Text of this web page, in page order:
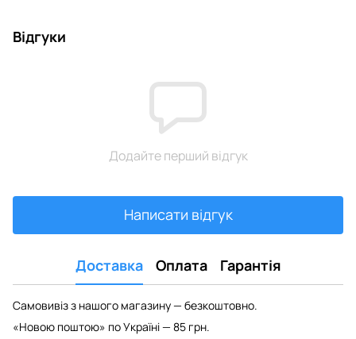
Відгуки
Додайте перший відгук
Написати відгук
Доставка Оплата Гарантія
Самовивіз з нашого магазину — безкоштовно.
«Новою поштою» по Україні — 85 грн.